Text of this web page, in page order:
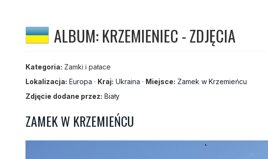
ALBUM: KRZEMIENIEC - ZDJĘCIA
Kategoria: Zamki i pałace
Lokalizacja: Europa · Kraj: Ukraina · Miejsce: Zamek w Krzemieńcu
Zdjęcie dodane przez: Biały
ZAMEK W KRZEMIEŃCU